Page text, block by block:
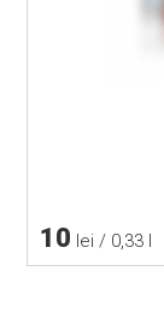
10 lei / 0,33 l